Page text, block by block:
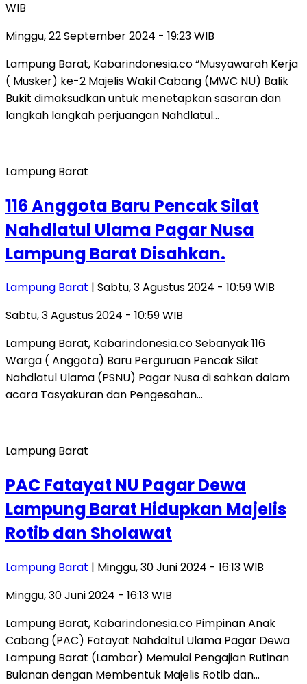
WIB
Minggu, 22 September 2024 - 19:23 WIB
Lampung Barat, Kabarindonesia.co “Musyawarah Kerja
( Musker) ke-2 Majelis Wakil Cabang (MWC NU) Balik
Bukit dimaksudkan untuk menetapkan sasaran dan
langkah langkah perjuangan Nahdlatul…
Lampung Barat
116 Anggota Baru Pencak Silat
Nahdlatul Ulama Pagar Nusa
Lampung Barat Disahkan.
Lampung Barat | Sabtu, 3 Agustus 2024 - 10:59 WIB
Sabtu, 3 Agustus 2024 - 10:59 WIB
Lampung Barat, Kabarindonesia.co Sebanyak 116
Warga ( Anggota) Baru Perguruan Pencak Silat
Nahdlatul Ulama (PSNU) Pagar Nusa di sahkan dalam
acara Tasyakuran dan Pengesahan…
Lampung Barat
PAC Fatayat NU Pagar Dewa
Lampung Barat Hidupkan Majelis
Rotib dan Sholawat
Lampung Barat | Minggu, 30 Juni 2024 - 16:13 WIB
Minggu, 30 Juni 2024 - 16:13 WIB
Lampung Barat, Kabarindonesia.co Pimpinan Anak
Cabang (PAC) Fatayat Nahdaltul Ulama Pagar Dewa
Lampung Barat (Lambar) Memulai Pengajian Rutinan
Bulanan dengan Membentuk Majelis Rotib dan…